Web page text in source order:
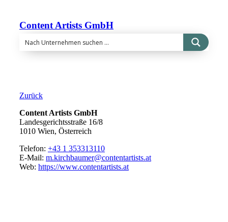
Content Artists GmbH
Zurück
Content Artists GmbH
Landesgerichtsstraße 16/8
1010 Wien, Österreich
Telefon: +43 1 353313110
E-Mail: m.kirchbaumer@contentartists.at
Web: https://www.contentartists.at